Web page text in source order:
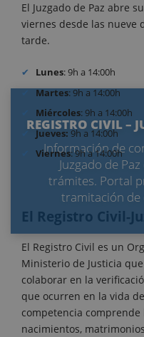
REGISTRO CIVIL –
Información de
Juzgado de
trámites. Portal
tramitación de
El Juzgado de Paz abre
viernes desde las nueve
tarde.
Lunes: 9h a 14:00h
Martes: 9h a 14:00h
Miércoles: 9h a 14:00h
Jueves:9h a 14:00h
Viernes: 9h a 14:00h
El Registro Civil-
El Registro Civil es un
Ministerio de Justicia
colaborar en la
que ocurren en la vida
competencia
nacimientos,